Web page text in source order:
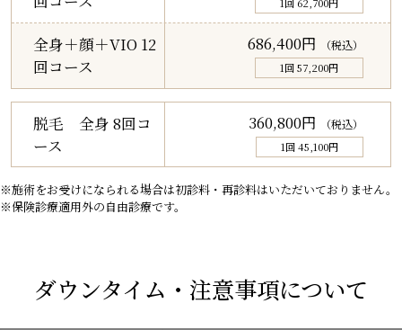
全身＋顔＋VIO 12
回コース
686,400円 （税込）
1回 57,200円
脱毛 全身 8回コ
ース
360,800円 （税込）
1回 45,100円
※施術をお受けになられる場合は初診料・再診料はいただいておりません。
※保険診療適用外の自由診療です。
ダウンタイム・注意事項について